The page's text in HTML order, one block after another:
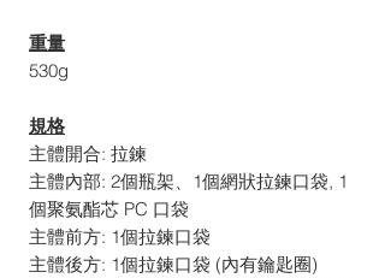
重量
530g
規格
主體開合: 拉鍊
主體內部: 2個瓶架、1個網狀拉鍊口袋, 1
個聚氨酯芯 PC 口袋
主體前方: 1個拉鍊口袋
主體後方: 1個拉鍊口袋 (內有鑰匙圈)